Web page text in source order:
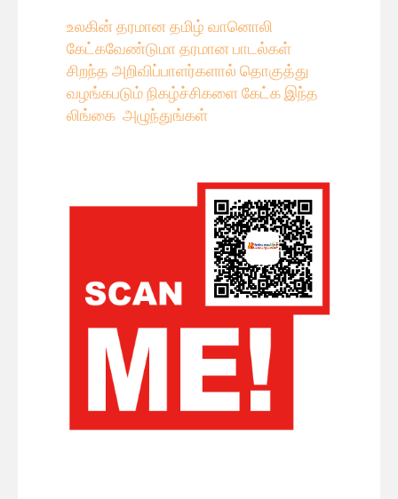
உலகின் தரமான தமிழ் வானொலி
கேட்கவேண்டுமா தரமான பாடல்கள்
சிறந்த அறிவிப்பாளர்களால் தொகுத்து
வழங்கபடும் நிகழ்ச்சிகளை கேட்க இந்த
லிங்கை அழுந்துங்கள்